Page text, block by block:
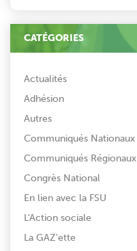
CATÉGORIES
Actualités
Adhésion
Autres
Communiqués Nationaux
Communiqués Régionaux
Congrès National
En lien avec la FSU
L'Action sociale
La GAZ'ette